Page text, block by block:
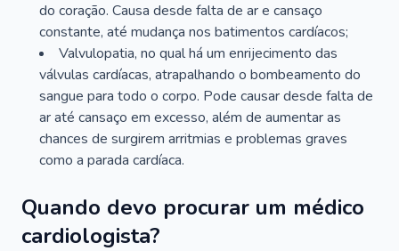
do coração. Causa desde falta de ar e cansaço
constante, até mudança nos batimentos cardíacos;
Valvulopatia, no qual há um enrijecimento das
válvulas cardíacas, atrapalhando o bombeamento do
sangue para todo o corpo. Pode causar desde falta de
ar até cansaço em excesso, além de aumentar as
chances de surgirem arritmias e problemas graves
como a parada cardíaca.
Quando devo procurar um médico
cardiologista?